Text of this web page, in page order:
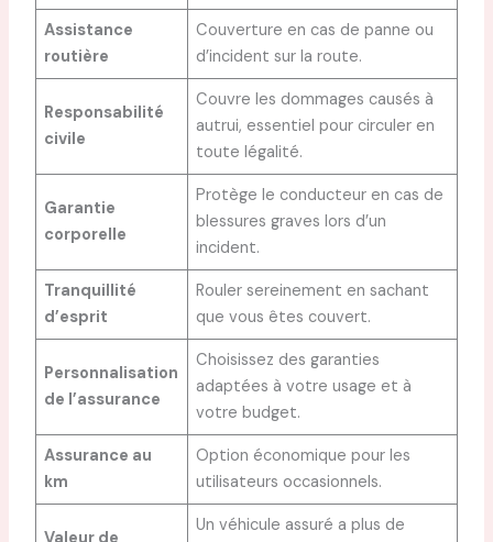
Assistance
routière
Couverture en cas de panne ou
d’incident sur la route.
Responsabilité
civile
Couvre les dommages causés à
autrui, essentiel pour circuler en
toute légalité.
Garantie
corporelle
Protège le conducteur en cas de
blessures graves lors d’un
incident.
Tranquillité
d’esprit
Rouler sereinement en sachant
que vous êtes couvert.
Personnalisation
de l’assurance
Choisissez des garanties
adaptées à votre usage et à
votre budget.
Assurance au
km
Option économique pour les
utilisateurs occasionnels.
Un véhicule assuré a plus de